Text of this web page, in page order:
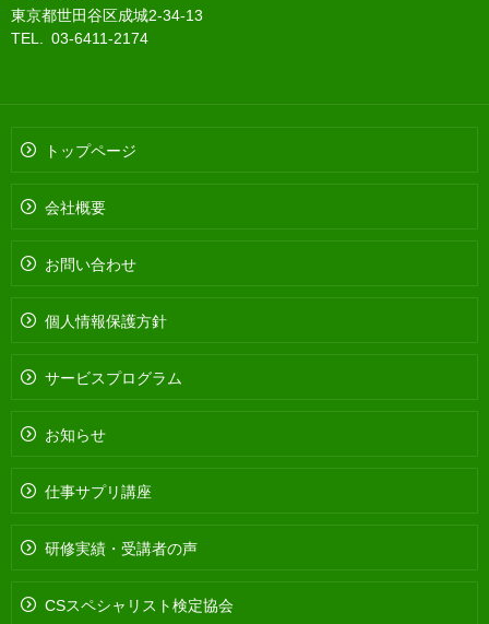
東京都世田谷区成城2-34-13
TEL. 03-6411-2174
トップページ
会社概要
お問い合わせ
個人情報保護方針
サービスプログラム
お知らせ
仕事サプリ講座
研修実績・受講者の声
CSスペシャリスト検定協会